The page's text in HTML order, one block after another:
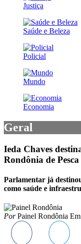
Justiça
Saúde e Beleza
Policial
Mundo
Economia
Geral
Ieda Chaves
Rondônia de
Parlamentar já
como saúde e
PorPainel Rondônia Em